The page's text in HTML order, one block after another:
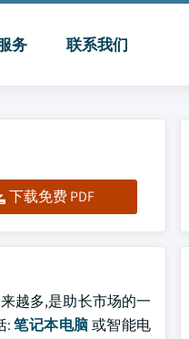
务 联系我们
下载免费 PDF
越多,是助长市场的一
:笔记本电脑或智能电